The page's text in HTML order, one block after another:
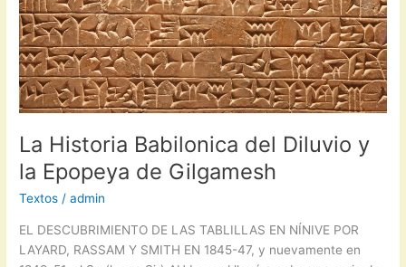
La Historia Babilonica del Diluvio y
la Epopeya de Gilgamesh
Textos /admin
EL DESCUBRIMIENTO DE LAS TABLILLAS EN NÍNIVE POR
LAYARD, RASSAM Y SMITH EN 1845-47, y nuevamente en